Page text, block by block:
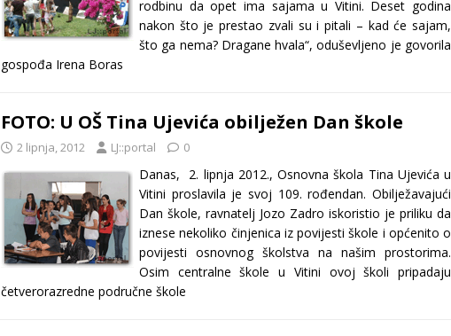
rodbinu da opet ima sajama u Vitini. Deset godina
nakon što je prestao zvali su i pitali – kad će sajam,
što ga nema? Dragane hvala“, oduševljeno je govorila
gospođa Irena Boras
FOTO: U OŠ Tina Ujevića obilježen Dan škole
2 lipnja, 2012 LJ::portal 0
Danas, 2. lipnja 2012., Osnovna škola Tina Ujevića u
Vitini proslavila je svoj 109. rođendan. Obilježavajući
Dan škole, ravnatelj Jozo Zadro iskoristio je priliku da
iznese nekoliko činjenica iz povijesti škole i općenito o
povijesti osnovnog školstva na našim prostorima.
Osim centralne škole u Vitini ovoj školi pripadaju
četverorazredne područne škole